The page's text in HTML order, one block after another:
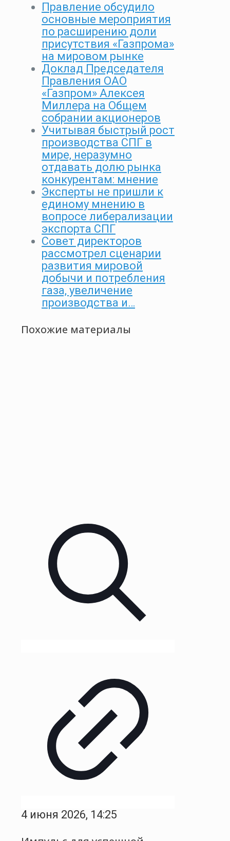
Правление обсудило
основные мероприятия
по расширению доли
присутствия «Газпрома»
на мировом рынке
Доклад Председателя
Правления ОАО
«Газпром» Алексея
Миллера на Общем
собрании акционеров
Учитывая быстрый рост
производства СПГ в
мире, неразумно
отдавать долю рынка
конкурентам: мнение
Эксперты не пришли к
единому мнению в
вопросе либерализации
экспорта СПГ
Совет директоров
рассмотрел сценарии
развития мировой
добычи и потребления
газа, увеличение
производства и…
Похожие материалы
4 июня 2026, 14:25